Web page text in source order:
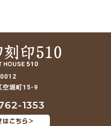
空堀町15-9
1353